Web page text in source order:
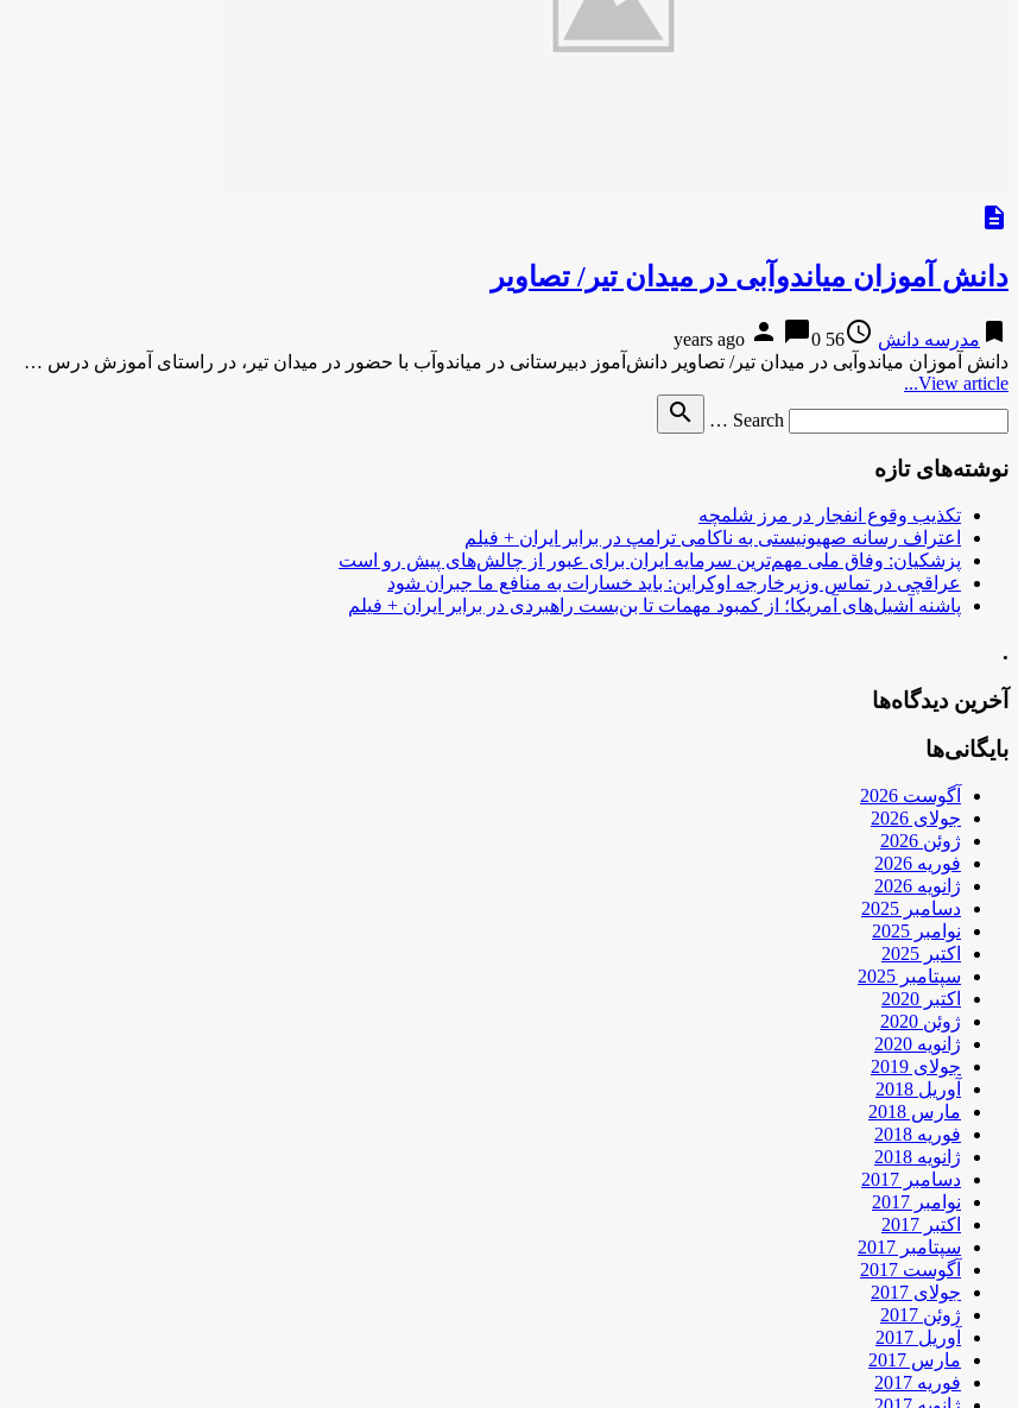
description
دانش آموزان میاندوآبی در میدان تیر/ تصاویر
bookmark مدرسه دانش access_time
56 years ago
person chat_bubble0
دانش آموزان میاندوآبی در میدان تیر/ تصاویر دانش‌آموز دبیرستانی در میاندوآب با حضور در میدان تیر، در راستای آموزش درس …
View article...
Search …
search
نوشته‌های تازه
تکذیب وقوع انفجار در مرز شلمچه
اعتراف رسانه صهیونیستی به ناکامی ترامپ در برابر ایران + فیلم
پزشکیان: وفاق ملی مهم‌ترین سرمایه ایران برای عبور از چالش‌های پیش رو است
عراقچی در تماس وزیرخارجه اوکراین: باید خسارات به منافع ما جبران شود
پاشنه آشیل‌های آمریکا؛ از کمبود مهمات تا بن‌بست راهبردی در برابر ایران + فیلم
.
آخرین دیدگاه‌ها
بایگانی‌ها
آگوست 2026
جولای 2026
ژوئن 2026
فوریه 2026
ژانویه 2026
دسامبر 2025
نوامبر 2025
اکتبر 2025
سپتامبر 2025
اکتبر 2020
ژوئن 2020
ژانویه 2020
جولای 2019
آوریل 2018
مارس 2018
فوریه 2018
ژانویه 2018
دسامبر 2017
نوامبر 2017
اکتبر 2017
سپتامبر 2017
آگوست 2017
جولای 2017
ژوئن 2017
آوریل 2017
مارس 2017
فوریه 2017